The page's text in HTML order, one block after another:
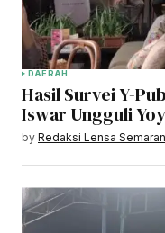
DAERAH
Hasil Survei Y-
Iswar Ungguli
by Redaksi Lensa